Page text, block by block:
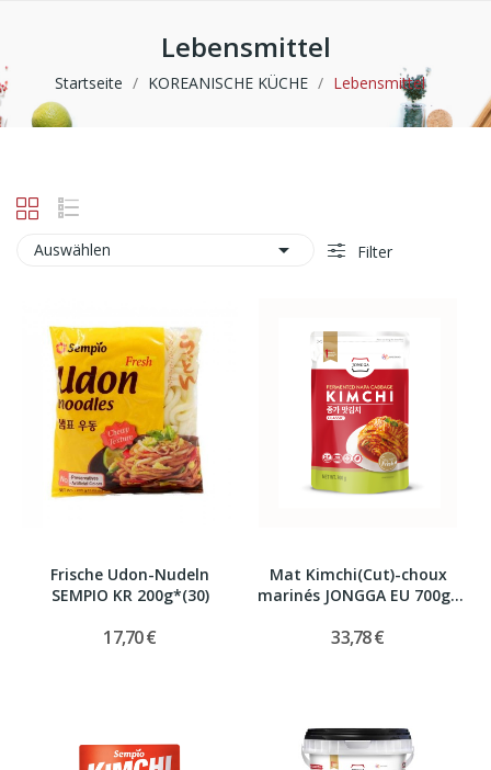
Lebensmittel
Startseite KOREANISCHE KÜCHE Lebensmittel
Auswählen  Filter
Frische Udon-Nudeln
SEMPIO KR 200g*(30)
17,70 €
Mat Kimchi(Cut)-choux
marinés JONGGA EU 700g*
33,78 €